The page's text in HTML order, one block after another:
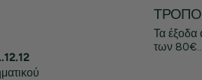
Τα έξοδα
των 80€...